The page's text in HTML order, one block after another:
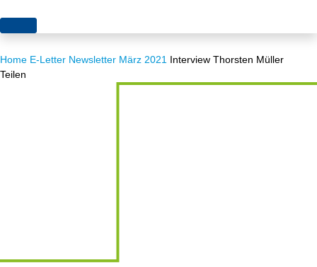
Themen
Akzeptanz
Netze
Projekte
Stiftungsporträt
Home E-Letter Newsletter März 2021 Interview Thorsten Müller
Teilen